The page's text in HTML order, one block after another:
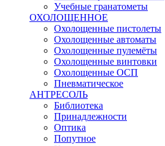
Учебные гранатометы
ОХОЛОЩЕННОЕ
Охолощенные пистолеты
Охолощенные автоматы
Охолощенные пулемёты
Охолощенные винтовки
Охолощенные ОСП
Пневматическое
АНТРЕСОЛЬ
Библиотека
Принадлежности
Оптика
Попутное